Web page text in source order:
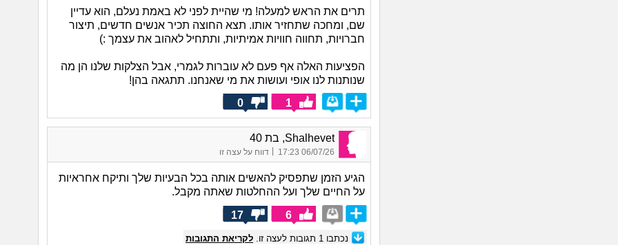
תרים את הראש למעלה! מי שהיית לפני לא באמת נעלם, הוא עדיין
שם, ומחכה שתחזיר אותו. תצא החוצה תכיר אנשים חדשים, תיצור
חברויות, תחווה חוויות אמיתיות, ותתחיל לאהוב את עצמך :)
הפציעות האלה אף פעם לא עוברות לגמרי, אבל הצלקות שלנו הן מה
שנותנות לנו אופי ועושות את מי שאנחנו. תתגאה בהן!
1
0
Shalhevet, בת 40
06/07/26 17:23 דווח על עצה זו
הגיע הזמן שתפסיק להאשים אותה בכל הבעיות שלך ותיקח אחראיות
על החיים שלך ועל ההחלטות שאתה מקבל.
6
17
נכתבו 1 תגובות לעצה זו. לקריאת התגובות